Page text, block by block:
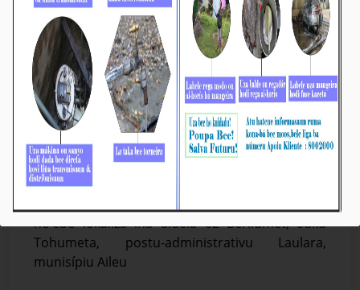
Populasaun Balun Laiha Konsiénsia hodi
Kontinua Haris iha Intake Tohumeta
Média_BTL, E.P 07-Outobru-2023
Aileu, 07/10/2023. Bee Timor-Leste, Empreza
Públika (BTL, E.P) preokupa ho komunidade
ne'ebé lokaliza iha aldeia 02 Berliumet, suku
Tohumeta, postu-administrativu Laulara,
munisípiu Aileu